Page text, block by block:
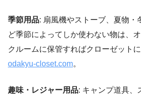
季節用品: 扇風機やストーブ、夏物・
ど季節によってしか使わない物は、
クルームに保管すればクローゼット
odakyu-closet.com。
趣味・レジャー用品: キャンプ道具、